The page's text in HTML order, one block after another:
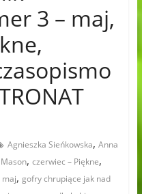
3 – maj,
Agnieszka Sieńkowska, Anna
, czerwiec – Piękne,
maj, gofry chrupiące jak nad